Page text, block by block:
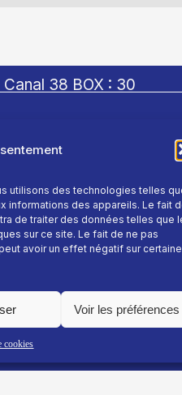
utilisons des technologies telles
informations des appareils. Le fait
de traiter des données telles que
sur ce site. Le fait de ne pas
avoir un effet négatif sur
Voir les préférences
cookies
Canal 38 BOX : 30
TG+
Fil info
Replay
Direct
La chaine
Le média